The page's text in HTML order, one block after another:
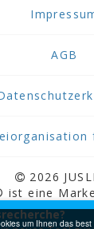
um Ihnen das best
AGB
2026
ist eine